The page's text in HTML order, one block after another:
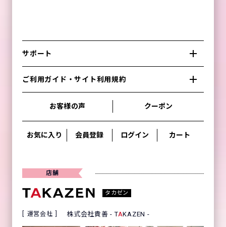
サポート
ご利用ガイド・サイト利用規約
お客様の声 クーポン
お気に入り 会員登録 ログイン カート
店舗
タカゼン
運営会社 株式会社貴善 - TAKAZEN -